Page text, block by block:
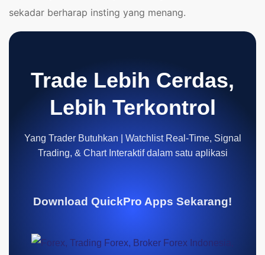
sekadar berharap insting yang menang.
Trade Lebih Cerdas,
Lebih Terkontrol
Yang Trader Butuhkan | Watchlist Real-Time, Signal
Trading, & Chart Interaktif dalam satu aplikasi
Download QuickPro Apps Sekarang!